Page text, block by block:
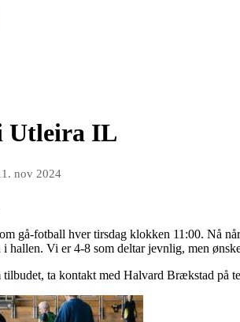
Utleira IL
nov 2024
gå-fotball hver tirsdag klokken 11:00. Nå
hallen. Vi er 4-8 som deltar jevnlig, men
ta kontakt med Halvard Brækstad på